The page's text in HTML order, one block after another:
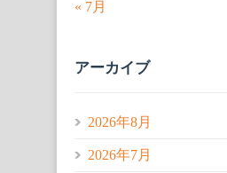
« 7月
アーカイブ
2026年8月
2026年7月